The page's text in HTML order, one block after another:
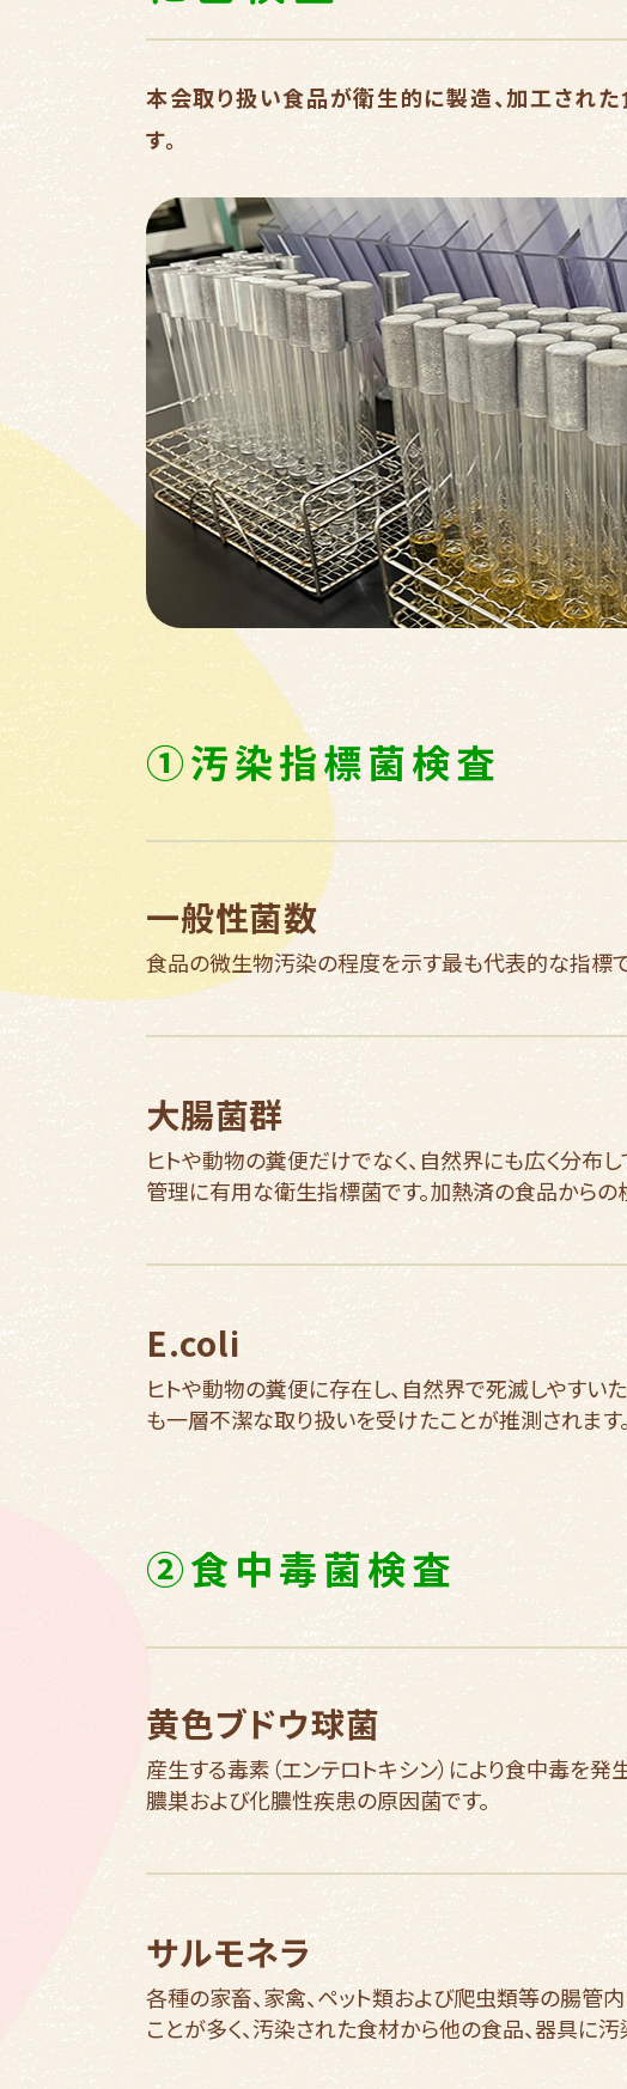
本会取り扱い食品が衛生的に製造、加工され
す。
①汚染指標菌検査
一般性菌数
食品の微生物汚染の程度を示す最も代表的な指標
大腸菌群
ヒトや動物の糞便だけでなく、自然界にも広く分布
管理に有用な衛生指標菌です。加熱済の食品から
E.coli
ヒトや動物の糞便に存在し、自然界で死滅しやすい
も一層不潔な取り扱いを受けたことが推測されます。
②食中毒菌検査
黄色ブドウ球菌
産生する毒素（エンテロトキシン）により食中毒を
膿巣および化膿性疾患の原因菌です。
サルモネラ
各種の家畜、家禽、ペット類および爬虫類等の腸管
ことが多く、汚染された食材から他の食品、器具に